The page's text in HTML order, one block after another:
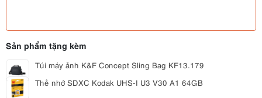
Sản phẩm tặng kèm
Túi máy ảnh K&F Concept Sling Bag KF13.179
Thẻ nhớ SDXC Kodak UHS-I U3 V30 A1 64GB